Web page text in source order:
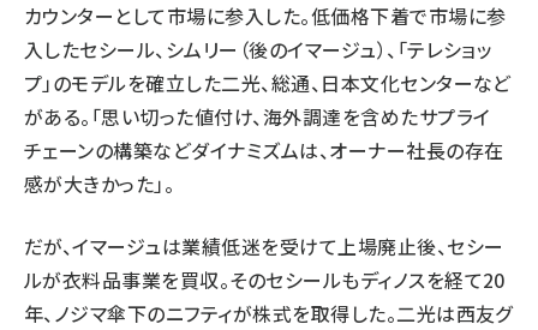
カウンターとして市場に参入した。低価格下着で市場に参
入したセシール、シムリー（後のイマージュ）、「テレショッ
プ」のモデルを確立した二光、総通、日本文化センターなど
がある。「思い切った値付け、海外調達を含めたサプライ
チェーンの構築などダイナミズムは、オーナー社長の存在
感が大きかった」。
だが、イマージュは業績低迷を受けて上場廃止後、セシー
ルが衣料品事業を買収。そのセシールもディノスを経て20
年、ノジマ傘下のニフティが株式を取得した。二光は西友グ